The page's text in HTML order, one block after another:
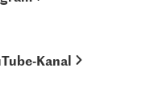
Kanal